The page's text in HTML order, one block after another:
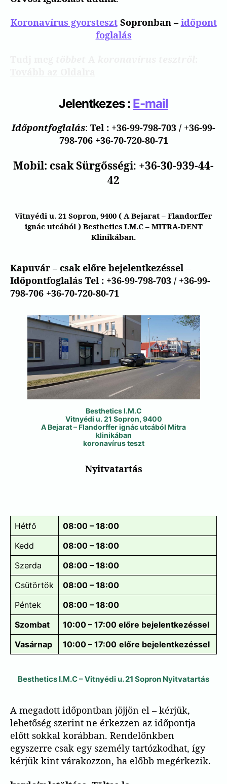
Koronavírus gyorstesztSopronban – időpont
foglalás
Jelentkezes : E-mail
Időpontfoglalás: Tel : +36-99-798-703 / +36-99-
798-706+36-70-720-80-71
Mobil: csak Sürgősségi: +36-30-939-44-
42
Vitnyédi u. 21 Sopron, 9400 ( A Bejarat – Flandorffer
ignác utcából ) Besthetics I.M.C – MITRA-DENT
Klinikában.
Kapuvár – csak előre bejelentkezéssel –
Időpontfoglalás Tel : +36-99-798-703 / +36-99-
798-706 +36-70-720-80-71
Besthetics I.M.C
Vitnyédi u. 21 Sopron, 9400
A Bejarat – Flandorffer ignác utcából Mitra
klinikában
koronavírus teszt
Nyitvatartás
Hétfő
08:00 – 18:00
Kedd
08:00 – 18:00
Szerda
08:00 – 18:00
Csütörtök
08:00 – 18:00
Péntek
08:00 – 18:00
Szombat
10:00 – 17:00 előre bejelentkezéssel
Vasárnap
10:00 – 17:00 előre bejelentkezéssel
Besthetics I.M.C – Vitnyédi u. 21 Sopron Nyitvatartás
A megadott időpontban jöjjön el – kérjük,
lehetőség szerint ne érkezzen az időpontja
előtt sokkal korábban. Rendelőnkben
egyszerre csak egy személy tartózkodhat, így
kérjük kint várakozzon, ha előbb megérkezik.